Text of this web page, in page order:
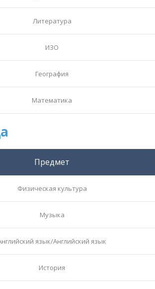
Литература
ИЗО
География
Математика
Предмет
Физическая культура
Музыка
язык/Английский язык
История